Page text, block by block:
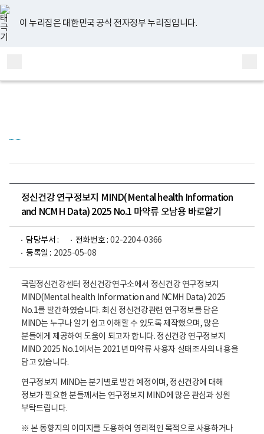
너
비
767px
이
하
이 누리집은 대한민국 공식 전자정부 누리집입니다.
지
검
메
홈
정신건강 연구정보지 MIND(Mental health Information
and NCMH Data) 2025 No.1 마약류 오남용 바로알기
담당부서 : 전화번호 : 02-2204-0366
등록일 : 2025-05-08
국립정신건강센터 정신건강연구소에서 정신건강 연구정보지
MIND(Mental health Information and NCMH Data) 2025
No.1를 발간하였습니다. 최신 정신건강관련 연구정보를 담은
MIND는 누구나 알기 쉽고 이해할 수 있도록 제작했으며, 많은
분들에게 제공하여 도움이 되고자 합니다. 정신건강 연구정보지
MIND 2025 No.1에서는 2021년 마약류 사용자 실태조사의 내용을
담고 있습니다.
연구정보지 MIND는 분기별로 발간 예정이며, 정신건강에 대해
정보가 필요한 분들께서는 연구정보지 MIND에 많은 관심과 성원
부탁드립니다.
※ 본 동향지의 이미지를 도용하여 영리적인 목적으로 사용하거나
유
튜
브
페
이
스
북
인
스
타
그
램
블
로
그